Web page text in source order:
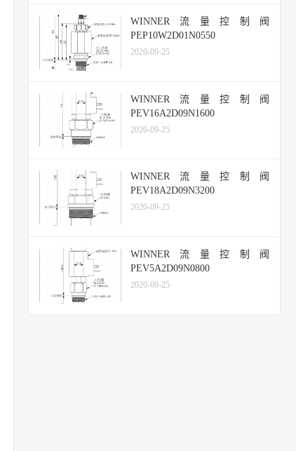
WINNER流量控制阀
PEP10W2D01N0550
2020-09-25
WINNER流量控制阀
PEV16A2D09N1600
2020-09-25
WINNER流量控制阀
PEV18A2D09N3200
2020-09-25
WINNER流量控制阀
PEV5A2D09N0800
2020-09-25